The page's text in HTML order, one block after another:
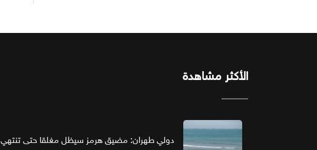
الأكثر مشاهدة
دولي طهران: مضيق هرمز سيظل مغلقا حتى تنتهي